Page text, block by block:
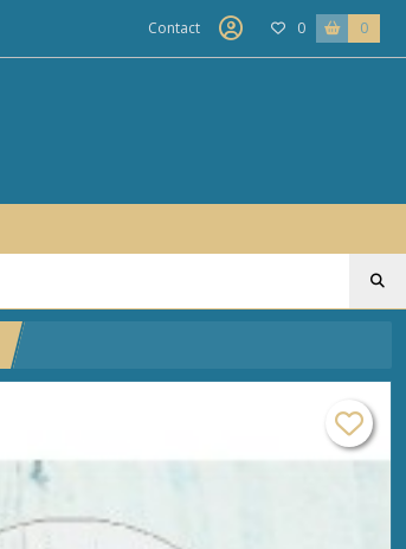
Contact 0 0